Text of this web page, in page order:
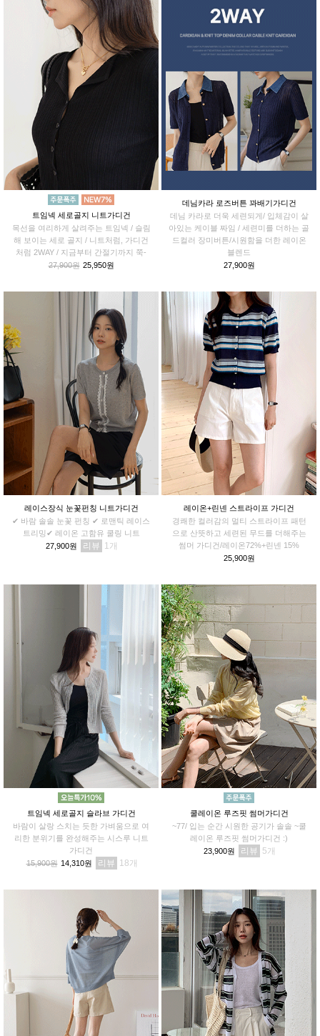
트임넥 세로골지 니트가디건
목선을 여리하게 살려주는 트임넥 / 슬림
해 보이는 세로 골지 / 니트처럼, 가디건
처럼 2WAY / 지금부터 간절기까지 쭉-
27,900원 25,950원
데님카라 로즈버튼 꽈배기가디건
데님 카라로 더욱 세련되게/ 입체감이 살
아있는 케이블 짜임 / 세련미를 더하는 골
드컬러 장미버튼/시원함을 더한 레이온
블렌드
27,900원
레이스장식 눈꽃펀칭 니트가디건
✔ 바람 솔솔 눈꽃 펀칭 ✔ 로맨틱 레이스
트리밍✔ 레이온 고함유 쿨링 니트
27,900원
리뷰 1
레이온+린넨 스트라이프 가디건
경쾌한 컬러감의 멀티 스트라이프 패턴
으로 산뜻하고 세련된 무드를 더해주는
썸머 가디건/레이온72%+린넨 15%
25,900원
트임넥 세로골지 슬라브 가디건
바람이 살랑 스치는 듯한 가벼움으로 여
리한 분위기를 완성해주는 시스루 니트
가디건
15,900원 14,310원 리뷰 18
쿨레이온 루즈핏 썸머가디건
~77/ 입는 순간 시원한 공기가 솔솔 ~쿨
레이온 루즈핏 썸머가디건 :)
23,900원
리뷰 5